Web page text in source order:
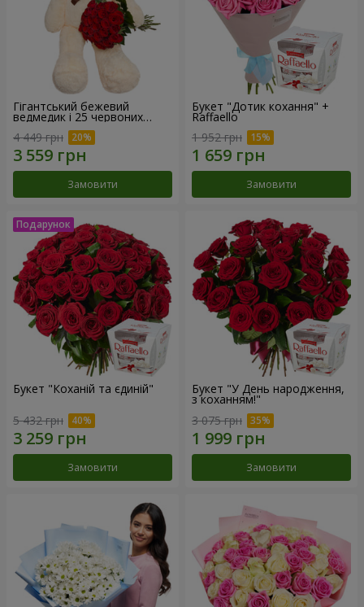
Гігантський бежевий
ведмедик і 25 червоних
троянд
4 449 грн
Замовити
Букет "Дотик кохання" +
Raffaello
1 952 грн
Замовити
Букет "Коханій та єдиній"
5 432 грн
Замовити
Букет "У День народження,
з коханням!"
3 075 грн
Замовити